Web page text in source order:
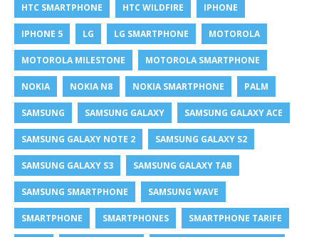
HTC SMARTPHONE HTC WILDFIRE IPHONE
IPHONE 5 LG LG SMARTPHONE MOTOROLA
MOTOROLA MILESTONE MOTOROLA SMARTPHONE
NOKIA NOKIA N8 NOKIA SMARTPHONE PALM
SAMSUNG SAMSUNG GALAXY SAMSUNG GALAXY ACE
SAMSUNG GALAXY NOTE 2 SAMSUNG GALAXY S2
SAMSUNG GALAXY S3 SAMSUNG GALAXY TAB
SAMSUNG SMARTPHONE SAMSUNG WAVE
SMARTPHONE SMARTPHONES SMARTPHONE TARIFE